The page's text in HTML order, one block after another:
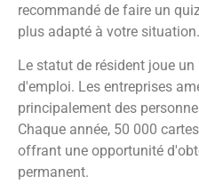
recommandé de faire un
plus adapté à votre situation.
Le statut de résident joue
d'emploi. Les entreprises
principalement des
Chaque année, 50 000
offrant une opportunité
permanent.